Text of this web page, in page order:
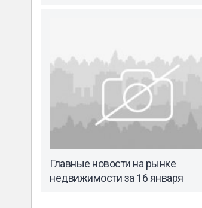
Главные новости на рынке
недвижимости за 16 января